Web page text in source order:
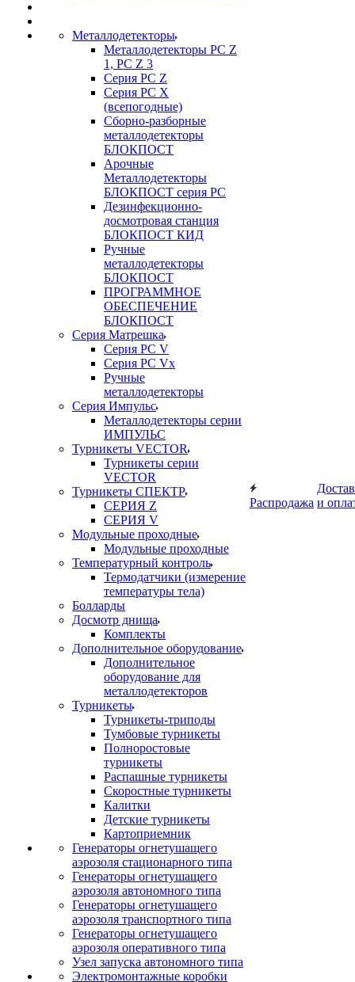
Металлодетекторы
Металлодетекторы РС Z
1, PC Z 3
Серия РС Z
Серия РС X
(всепогодные)
Сборно-разборные
металлодетекторы
БЛОКПОСТ
Арочные
Металлодетекторы
БЛОКПОСТ серия РС
Дезинфекционно-
досмотровая станция
БЛОКПОСТ КИД
Ручные
металлодетекторы
БЛОКПОСТ
ПРОГРАММНОЕ
ОБЕСПЕЧЕНИЕ
БЛОКПОСТ
Серия Матрешка
Серия PC V
Серия PC Vx
Ручные
металлодетекторы
Серия Импульс
Металлодетекторы серии
ИМПУЛЬС
Турникеты VECTOR
Турникеты серии
VECTOR
Турникеты СПЕКТР
СЕРИЯ Z
СЕРИЯ V
Модульные проходные
Модульные проходные
Температурный контроль
Термодатчики (измерение
температуры тела)
Болларды
Досмотр днища
Комплекты
Дополнительное оборудование
Дополнительное
оборудование для
металлодетекторов
Турникеты
Турникеты-триподы
Тумбовые турникеты
Полноростовые
турникеты
Распашные турникеты
Скоростные турникеты
Калитки
Детские турникеты
Картоприемник
Генераторы огнетушащего
аэрозоля стационарного типа
Генераторы огнетушащего
аэрозоля автономного типа
Генераторы огнетушащего
аэрозоля транспортного типа
Генераторы огнетушащего
аэрозоля оперативного типа
Узел запуска автономного типа
Электромонтажные коробки
Распродажа и